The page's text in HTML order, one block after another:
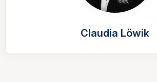
Claudia Löwik